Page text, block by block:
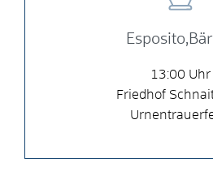
13:00
Friedhof